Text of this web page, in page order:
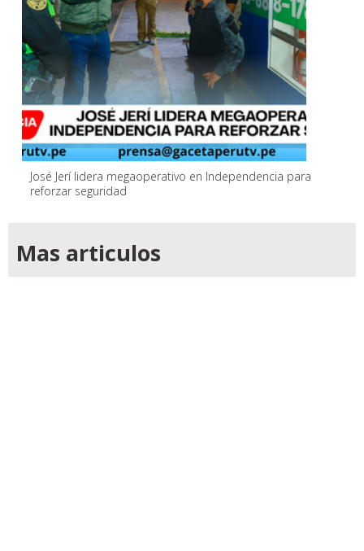
José Jerí lidera megaoperativo en Independencia para
reforzar seguridad
Mas articulos